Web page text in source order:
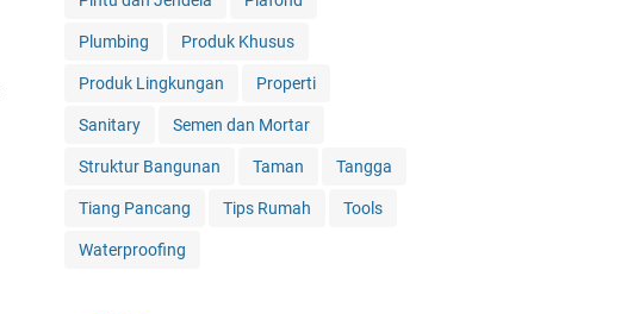
Plumbing Produk Khusus
Produk Lingkungan Properti
Sanitary Semen dan Mortar
Struktur Bangunan Taman Tangga
Tiang Pancang Tips Rumah Tools
Waterproofing